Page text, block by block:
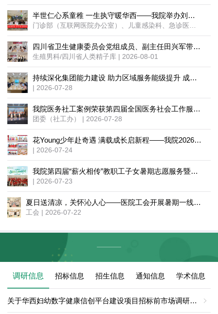
半世仁心系童稚 一生执守暖华西——我院举办刘惠莲教授荣誉退休庆祝会
四川省卫生健康委员会党组成员、副主任田兴军带队调研四川省人类精子库及四川省性学会
生殖男科/四川省人类精子库 | 2026-08-01
持续深化集团能力建设 助力区域服务能级提升 成都市成华区妇幼保健院召开干部大会
| 2026-07-28
我院医务社工案例荣获第四届全国医务社会工作服务能力竞赛三等奖
团委（社工办） | 2026-07-28
花Young少年赴奇遇 满载成长启新程——我院2026暑期托管班圆满结营
| 2026-07-24
我院第四届“薪火相传”教职工子女暑期志愿服务暨社会实践活动圆满落幕
| 2026-07-23
夏日送清凉，关怀沁人心——医院工会开展暑期一线慰问活动
工会 | 2026-07-22
调研信息 招标信息 招生信息 通知信息 学术信息
关于华西妇幼数字健康信创平台建设项目招标前市场调研的通知